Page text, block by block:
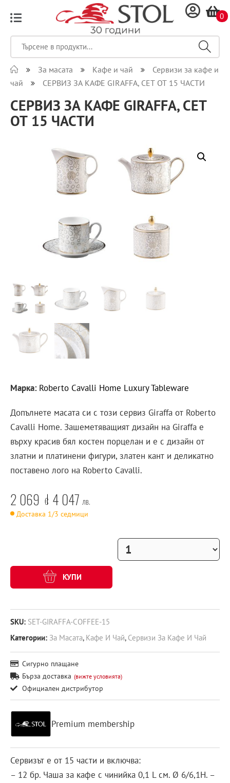
0
За масата Кафе и чай
Сервизи за кафе и
чай
СЕРВИЗ ЗА КАФЕ GIRAFFA, СЕТ ОТ 15 ЧАСТИ
СЕРВИЗ ЗА КАФЕ GIRAFFA, СЕТ
ОТ 15 ЧАСТИ
Марка: Roberto Cavalli Home Luxury Tableware
Допълнете масата си с този сервиз Giraffa от Roberto
Cavalli Home. Зашеметяващият дизайн на Giraffa е
върху красив бял костен порцелан и е с дизайн от
златни и платинени фигури, златен кант и деликатно
поставено лого на Roberto Cavalli.
2 069 € 4 047 лв.
Доставка 1/3 седмици
КУПИ
SKU: SET-GIRAFFA-COFFEE-15
Категории: За Масата, Кафе И Чай, Сервизи За Кафе И Чай
Сигурно плащане
Бърза доставка (вижте условията)
Официален дистрибутор
Premium membership
Сервизът е от 15 части и включва:
– 12 бр. Чаша за кафе с чинийка 0,1 L см. Ø 6/6,1H. –